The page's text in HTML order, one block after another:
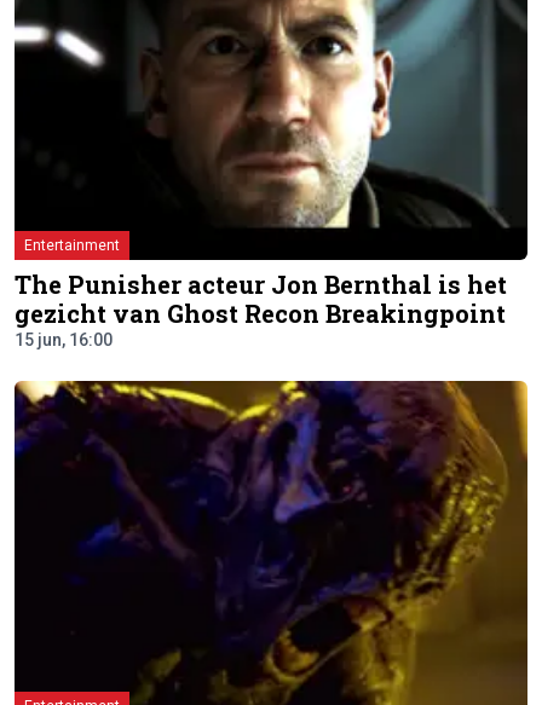
Entertainment
The Punisher acteur Jon Bernthal is het
gezicht van Ghost Recon Breakingpoint
15 jun, 16:00